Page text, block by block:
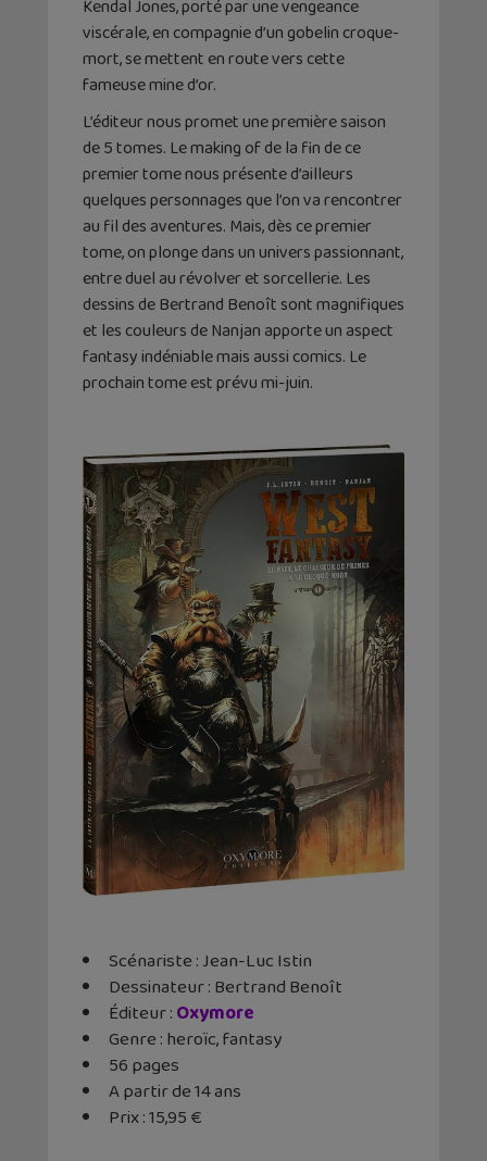
Kendal Jones, porté par une vengeance
viscérale, en compagnie d’un gobelin croque-
mort, se mettent en route vers cette
fameuse mine d’or.
L’éditeur nous promet une première saison
de 5 tomes. Le making of de la fin de ce
premier tome nous présente d’ailleurs
quelques personnages que l’on va rencontrer
au fil des aventures. Mais, dès ce premier
tome, on plonge dans un univers passionnant,
entre duel au révolver et sorcellerie. Les
dessins de Bertrand Benoît sont magnifiques
et les couleurs de Nanjan apporte un aspect
fantasy indéniable mais aussi comics. Le
prochain tome est prévu mi-juin.
Scénariste : Jean-Luc Istin
Dessinateur : Bertrand Benoît
Éditeur ‏:Oxymore
Genre : heroïc, fantasy
56 pages
A partir de 14 ans
Prix : 15,95 €